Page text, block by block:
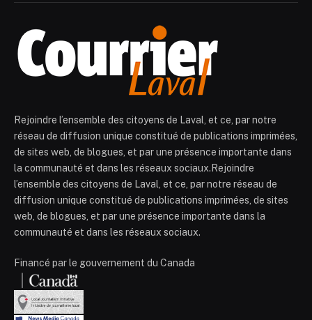
Rejoindre l’ensemble des citoyens de Laval, et ce, par notre
réseau de diffusion unique constitué de publications imprimées,
de sites web, de blogues, et par une présence importante dans
la communauté et dans les réseaux sociaux.Rejoindre
l’ensemble des citoyens de Laval, et ce, par notre réseau de
diffusion unique constitué de publications imprimées, de sites
web, de blogues, et par une présence importante dans la
communauté et dans les réseaux sociaux.
Financé par le gouvernement du Canada